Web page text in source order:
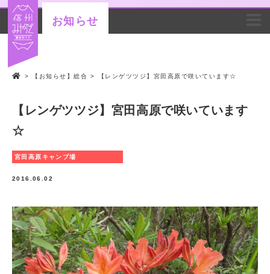
お知らせ
> 【お知らせ】総合 > 【レンゲツツジ】宮田高原で咲いています☆
【レンゲツツジ】宮田高原で咲いています
☆
宮田高原キャンプ場
2016.06.02